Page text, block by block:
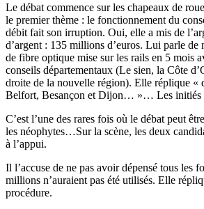
Le débat commence sur les chapeaux de
le premier thème : le fonctionnement du
débit fait son irruption. Oui, elle a mis de
d’argent : 135 millions d’euros. Lui parle de
de fibre optique mise sur les rails en 5 mois
conseils départementaux (Le sien, la Côte
droite de la nouvelle région). Elle réplique «
Belfort, Besançon et Dijon… »… Les initiés
C’est l’une des rares fois où le débat peut
les néophytes…Sur la scène, les deux
à l’appui.
Il l’accuse de ne pas avoir dépensé tous les
millions n’auraient pas été utilisés. Elle
procédure.